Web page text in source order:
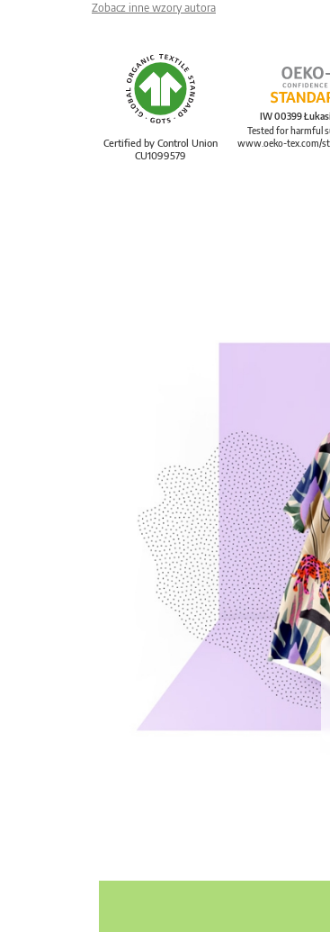
Zobacz inne wzory autora
Certified by Control Union
CU1099579
IW 00399
Tested for harmful
www.oeko-tex.com/